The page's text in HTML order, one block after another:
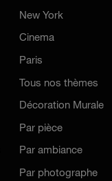
New York
Cinema
Paris
Tous nos thèmes
Décoration Murale
Par pièce
Par ambiance
Par photographe